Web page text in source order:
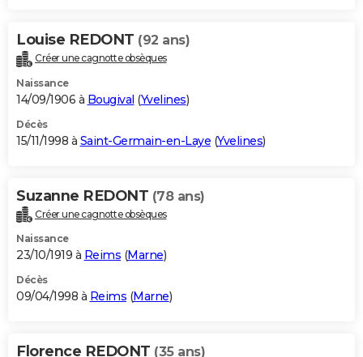
Louise REDONT (92 ans)
Créer une cagnotte obsèques
Naissance
14/09/1906 à Bougival (Yvelines)
Décès
15/11/1998 à Saint-Germain-en-Laye (Yvelines)
Suzanne REDONT (78 ans)
Créer une cagnotte obsèques
Naissance
23/10/1919 à Reims (Marne)
Décès
09/04/1998 à Reims (Marne)
Florence REDONT (35 ans)